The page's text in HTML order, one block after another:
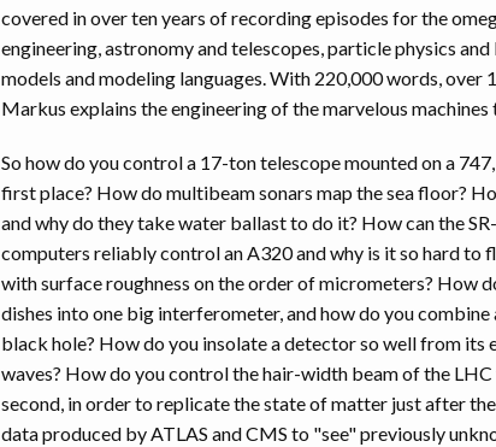
covered in over ten years of recording episodes for the
engineering, astronomy and telescopes, particle physics
models and modeling languages. With 220,000 words, over
Markus explains the engineering of the marvelous
So how do you control a 17-ton telescope mounted on a
first place? How do multibeam sonars map the sea floor?
and why do they take water ballast to do it? How can the
computers reliably control an A320 and why is it so hard to
with surface roughness on the order of micrometers? How
dishes into one big interferometer, and how do you
black hole? How do you insolate a detector so well from
waves? How do you control the hair-width beam of the
second, in order to replicate the state of matter just after
data produced by ATLAS and CMS to "see" previously